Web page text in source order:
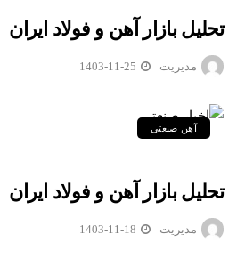
تحلیل بازار آهن و فولاد ایران
مدیریت 1403-11-25
آهن صنعتی
تحلیل بازار آهن و فولاد ایران
مدیریت 1403-11-18